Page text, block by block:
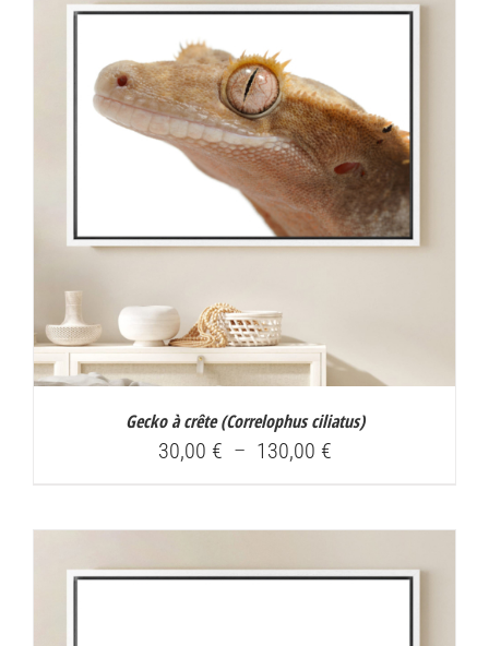
à
Gecko à crête (Correlophus ciliatus)
30,00 € – 130,00 €Plage
à